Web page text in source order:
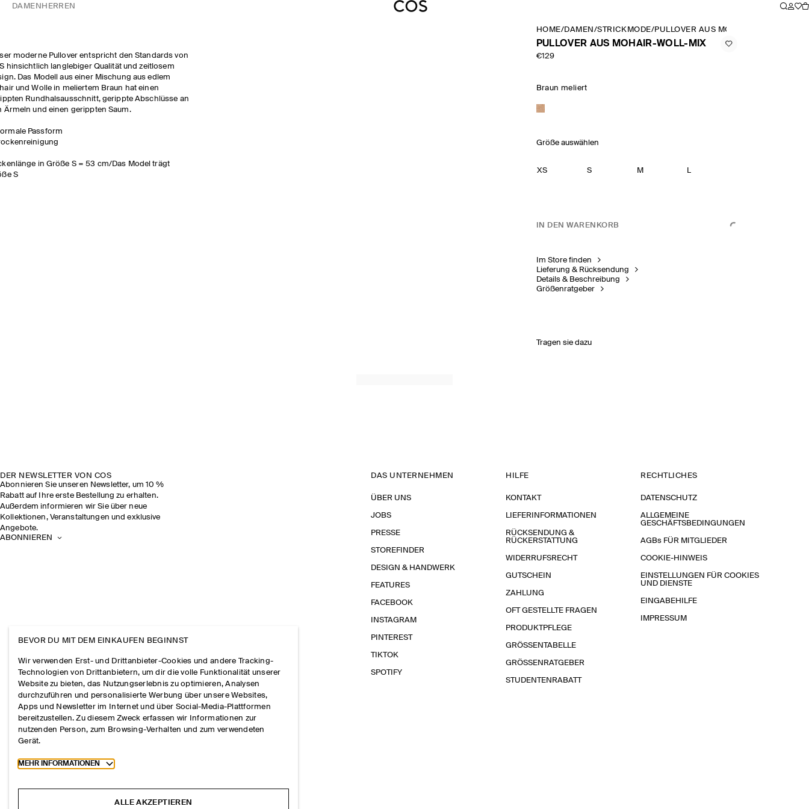
DAMEN HERREN
moderne Pullover entspricht den Standards von
hinsichtlich langlebiger Qualität und zeitlosem
Das Modell aus einer Mischung aus edlem
und Wolle in meliertem Braun hat einen
Rundhalsausschnitt, gerippte Abschlüsse an
Ärmeln und einen gerippten Saum.
Passform
in Größe S = 53 cm/Das Model trägt
S
HOME/DAMEN /STRICKMODE/PULLOVER AUS MOHAIR WOLL MIX
PULLOVER AUS MOHAIR-WOLL-MIX
€129
Braun meliert
Größe auswählen
XS S M L
IN DEN WARENKORB
Im Store finden
Lieferung & Rücksendung
Details & Beschreibung
Größenratgeber
Tragen sie dazu
DER NEWSLETTER VON COS
Abonnieren Sie unseren Newsletter, um 10 %
Rabatt auf Ihre erste Bestellung zu erhalten.
Außerdem informieren wir Sie über neue
Kollektionen, Veranstaltungen und exklusive
Angebote.
ABONNIEREN
DAS UNTERNEHMEN
ÜBER UNS
JOBS
PRESSE
STOREFINDER
DESIGN & HANDWERK
FEATURES
FACEBOOK
INSTAGRAM
PINTEREST
TIKTOK
SPOTIFY
HILFE
KONTAKT
LIEFERINFORMATIONEN
RÜCKSENDUNG &
RÜCKERSTATTUNG
WIDERRUFSRECHT
GUTSCHEIN
ZAHLUNG
OFT GESTELLTE FRAGEN
PRODUKTPFLEGE
GRÖSSENTABELLE
GRÖSSENRATGEBER
STUDENTENRABATT
RECHTLICHES
DATENSCHUTZ
ALLGEMEINE
GESCHÄFTSBEDINGUNGEN
AGBs FÜR MITGLIEDER
COOKIE-HINWEIS
EINSTELLUNGEN FÜR COOKIES
UND DIENSTE
EINGABEHILFE
IMPRESSUM
BEVOR DU MIT DEM EINKAUFEN BEGINNST
Wir verwenden Erst- und Drittanbieter-Cookies und andere Tracking-
Technologien von Drittanbietern, um dir die volle Funktionalität unserer
Website zu bieten, das Nutzungserlebnis zu optimieren, Analysen
durchzuführen und personalisierte Werbung über unsere Websites,
Apps und Newsletter im Internet und über Social-Media-Plattformen
bereitzustellen. Zu diesem Zweck erfassen wir Informationen zur
nutzenden Person, zum Browsing-Verhalten und zum verwendeten
Gerät.
Toggle more cookie information
MEHR INFORMATIONEN
ALLE AKZEPTIEREN